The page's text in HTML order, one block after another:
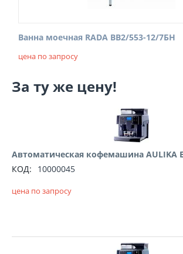
Ванна моечная RADA ВВ2/553-12/7БН
цена по запросу
За ту же цену!
Автоматическая кофемашина AULIKA
КОД:
10000045
цена по запросу